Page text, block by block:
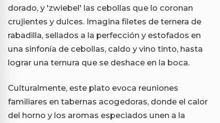
dorado, y 'zwiebel' las cebollas que lo coronan
crujientes y dulces. Imagina filetes de ternera de
rabadilla, sellados a la perfección y estofados en
una sinfonía de cebollas, caldo y vino tinto, hasta
lograr una ternura que se deshace en la boca.
Culturalmente, este plato evoca reuniones
familiares en tabernas acogedoras, donde el calor
del horno y los aromas especiados unen a la